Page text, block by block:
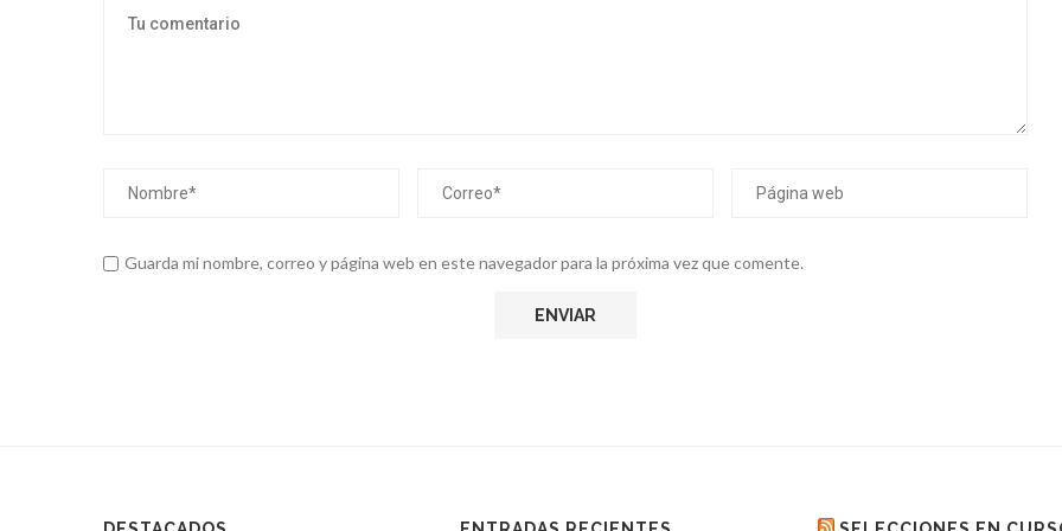
Guarda mi nombre, correo y página web en este navegador para la próxima vez que comente.